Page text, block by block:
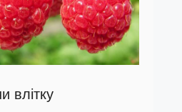
влітку